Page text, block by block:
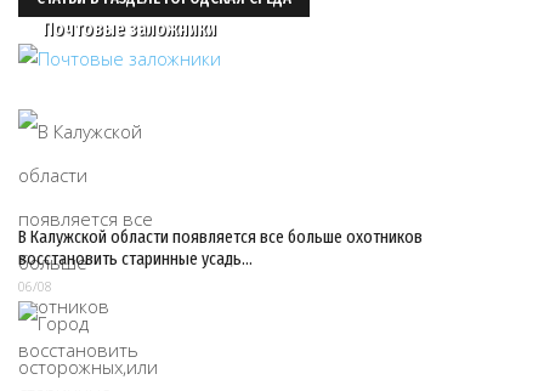
Почтовые заложники
В Калужской области появляется все больше охотников
восстановить старинные усадь…
06/08